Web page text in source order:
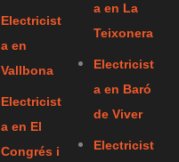
Electricist
a en
Vallbona
Electricist
a en El
Congrés i
a en La
Teixonera
Electricist
a en Baró
de Viver
Electricist